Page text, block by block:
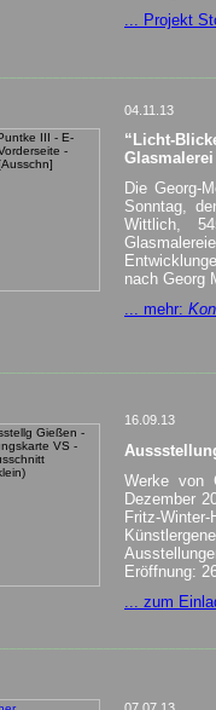
... Projekt
04.11.13
“Licht-
Die Georg-
Sonntag,
Wittlich,
nach Georg
... mehr:
16.09.13
Werke von
Dezember
Fritz-
Eröffnung:
... zum